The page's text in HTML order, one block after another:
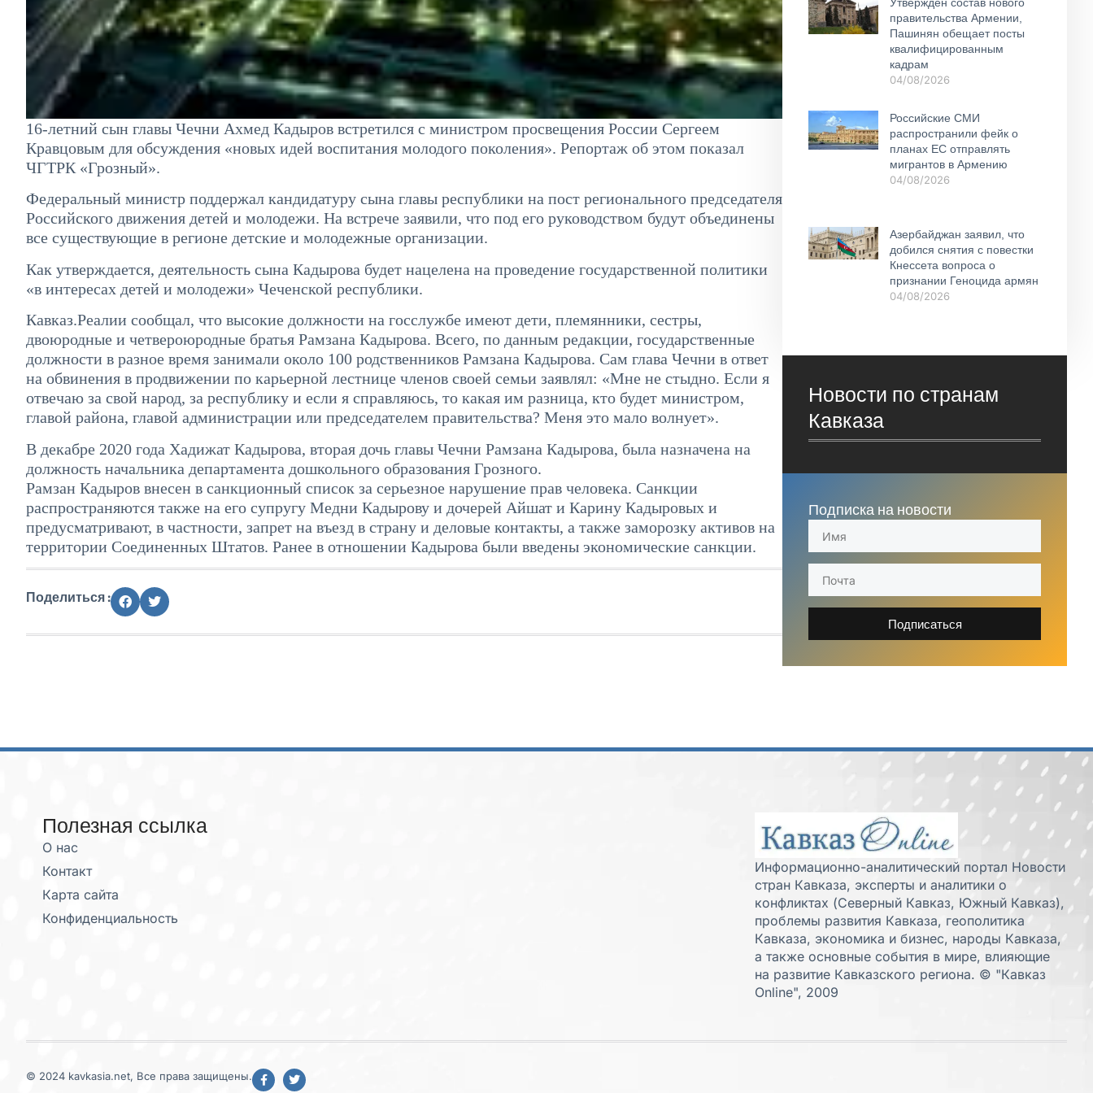
16-летний сын главы Чечни Ахмед Кадыров встретился с министром просвещения России Сергеем
Кравцовым для обсуждения «новых идей воспитания молодого поколения». Репортаж об этом показал
ЧГТРК «Грозный».
Федеральный министр поддержал кандидатуру сына главы республики на пост регионального председателя
Российского движения детей и молодежи. На встрече заявили, что под его руководством будут объединены
все существующие в регионе детские и молодежные организации.
Как утверждается, деятельность сына Кадырова будет нацелена на проведение государственной политики
«в интересах детей и молодежи» Чеченской республики.
Кавказ.Реалии сообщал, что высокие должности на госслужбе имеют дети, племянники, сестры,
двоюродные и четвероюродные братья Рамзана Кадырова. Всего, по данным редакции, государственные
должности в разное время занимали около 100 родственников Рамзана Кадырова. Сам глава Чечни в ответ
на обвинения в продвижении по карьерной лестнице членов своей семьи заявлял: «Мне не стыдно. Если я
отвечаю за свой народ, за республику и если я справляюсь, то какая им разница, кто будет министром,
главой района, главой администрации или председателем правительства? Меня это мало волнует».
В декабре 2020 года Хадижат Кадырова, вторая дочь главы Чечни Рамзана Кадырова, была назначена на
должность начальника департамента дошкольного образования Грозного.
Рамзан Кадыров внесен в санкционный список за серьезное нарушение прав человека. Санкции
распространяются также на его супругу Медни Кадырову и дочерей Айшат и Карину Кадыровых и
предусматривают, в частности, запрет на въезд в страну и деловые контакты, а также заморозку активов на
территории Соединенных Штатов. Ранее в отношении Кадырова были введены экономические санкции.
Поделиться :
правительства Армении,
Пашинян обещает посты
квалифицированным
кадрам
04/08/2026
Российские СМИ
распространили фейк о
планах ЕС отправлять
мигрантов в Армению
04/08/2026
Азербайджан заявил, что
добился снятия с повестки
Кнессета вопроса о
признании Геноцида армян
04/08/2026
Новости по странам
Кавказа
Подписка на новости
Подписаться
Полезная ссылка
О нас
Контакт
Карта сайта
Конфиденциальность
Информационно-аналитический портал Новости
стран Кавказа, эксперты и аналитики о
конфликтах (Северный Кавказ, Южный Кавказ),
проблемы развития Кавказа, геополитика
Кавказа, экономика и бизнес, народы Кавказа,
а также основные события в мире, влияющие
на развитие Кавказского региона. © "Кавказ
Online", 2009
© 2024 kavkasia.net, Все права защищены.